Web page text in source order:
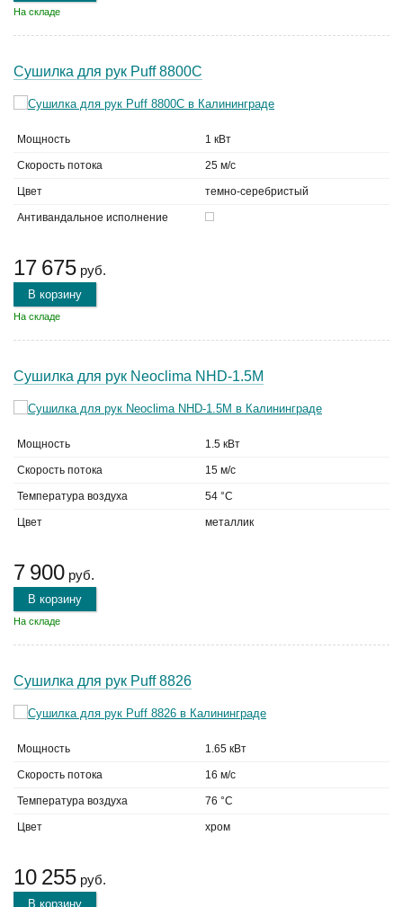
На складе
Сушилка для рук Puff 8800C
Мощность 1 кВт
Скорость потока 25 м/с
Цвет темно-серебристый
Антивандальное исполнение
17 675 руб.
В корзину
На складе
Сушилка для рук Neoclima NHD-1.5M
Мощность 1.5 кВт
Скорость потока 15 м/с
Температура воздуха 54 °C
Цвет металлик
7 900 руб.
В корзину
На складе
Сушилка для рук Puff 8826
Мощность 1.65 кВт
Скорость потока 16 м/с
Температура воздуха 76 °C
Цвет хром
10 255 руб.
В корзину